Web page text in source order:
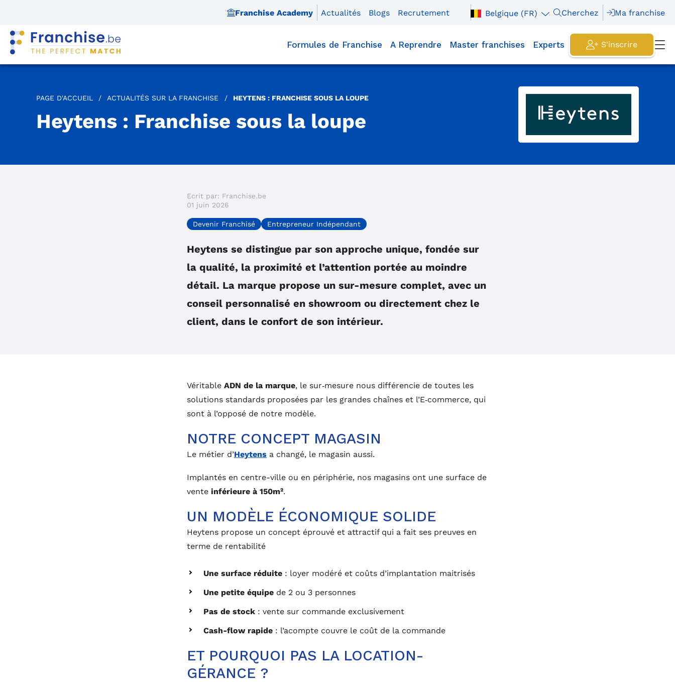
Franchise Academy Actualités Blogs Recrutement Belgique (FR) Cherchez Ma franchise
Formules de Franchise A Reprendre Master franchises Experts S'inscrire
PAGE D'ACCUEIL / ACTUALITÉS SUR LA FRANCHISE / HEYTENS : FRANCHISE SOUS LA LOUPE
Heytens : Franchise sous la loupe
Ecrit par: Franchise.be
01 juin 2026
Devenir Franchisé Entrepreneur Indépendant
Heytens se distingue par son approche unique, fondée sur
la qualité, la proximité et l’attention portée au moindre
détail. La marque propose un sur-mesure complet, avec un
conseil personnalisé en showroom ou directement chez le
client, dans le confort de son intérieur.
Véritable ADN de la marque, le sur‑mesure nous différencie de toutes les
solutions standards proposées par les grandes chaînes et l’E‑commerce, qui
sont à l’opposé de notre modèle.
NOTRE CONCEPT MAGASIN
Le métier d’Heytens a changé, le magasin aussi.
Implantés en centre-ville ou en périphérie, nos magasins ont une surface de
vente inférieure à 150m².
UN MODÈLE ÉCONOMIQUE SOLIDE
Heytens propose un concept éprouvé et attractif qui a fait ses preuves en
terme de rentabilité
Une surface réduite : loyer modéré et coûts d’implantation maitrisés
Une petite équipe de 2 ou 3 personnes
Pas de stock : vente sur commande exclusivement
Cash-flow rapide : l’acompte couvre le coût de la commande
ET POURQUOI PAS LA LOCATION-
GÉRANCE ?